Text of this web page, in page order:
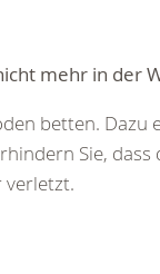
mehr in der
betten. Dazu
Sie, dass
verletzt.